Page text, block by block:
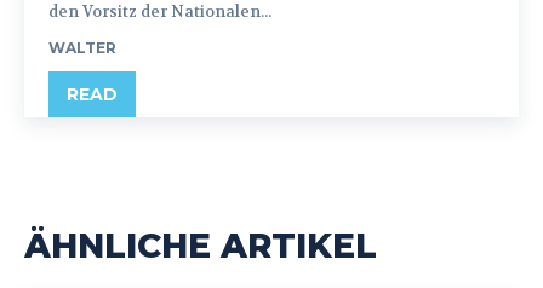
den Vorsitz der Nationalen...
WALTER
READ
ÄHNLICHE ARTIKEL